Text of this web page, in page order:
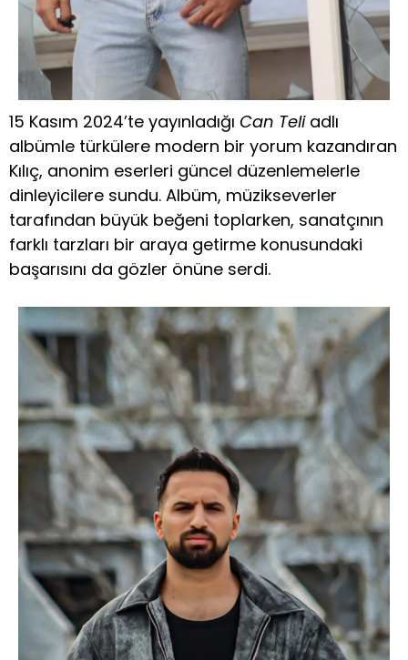
15 Kasım 2024’te yayınladığı Can Teliadlı
albümle türkülere modern bir yorum kazandıran
Kılıç, anonim eserleri güncel düzenlemelerle
dinleyicilere sundu. Albüm, müzikseverler
tarafından büyük beğeni toplarken, sanatçının
farklı tarzları bir araya getirme konusundaki
başarısını da gözler önüne serdi.